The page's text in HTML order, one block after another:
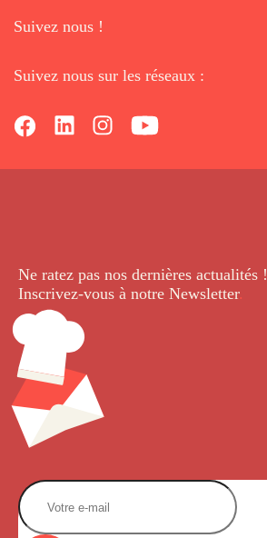
Suivez nous !
Suivez nous sur les réseaux :
Ne ratez pas nos dernières actualités !
Inscrivez-vous à notre Newsletter.